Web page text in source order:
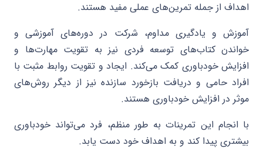
اهداف از جمله تمرین‌های عملی مفید هستند.
آموزش و یادگیری مداوم، شرکت در دوره‌های آموزشی و
خواندن کتاب‌های توسعه فردی نیز به تقویت مهارت‌ها و
افزایش خودباوری کمک می‌کند. ایجاد و تقویت روابط مثبت با
افراد حامی و دریافت بازخورد سازنده نیز از دیگر روش‌های
موثر در افزایش خودباوری هستند.
با انجام این تمرینات به طور منظم، فرد می‌تواند خودباوری
بیشتری پیدا کند و به اهداف خود دست یابد.